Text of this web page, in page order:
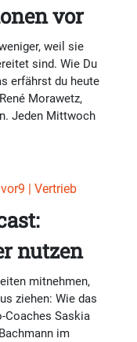
vor
weil sie
sind. Wie Du
erfährst du heute
Morawetz,
Jeden Mittwoch
| Vertrieb
nutzen
mitnehmen,
ziehen: Wie das
Coaches Saskia
im